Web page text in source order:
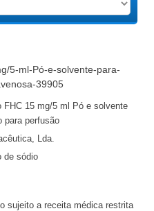
5-ml-Pó-e-solvente-para-
39905
FHC 15 mg/5 ml Pó e solvente
para perfusão
Lda.
de sódio
sujeito a receita médica restrita